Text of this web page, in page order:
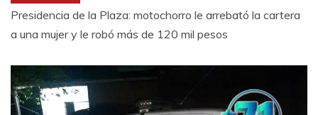
Presidencia de la Plaza: motochorro le arrebató la cartera
a una mujer y le robó más de 120 mil pesos